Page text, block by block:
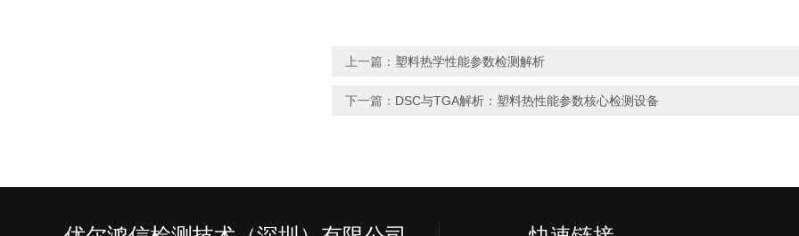
上一篇： 塑料热学性能参数检测解析
下一篇： DSC与TGA解析：塑料热性能参数核心检测设备